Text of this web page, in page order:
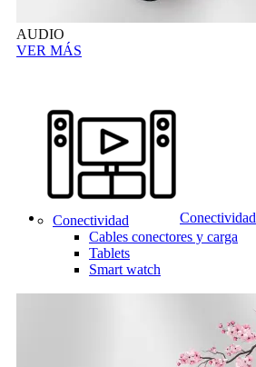
AUDIO
VER MÁS
Conectividad
Conectividad
Cables conectores y carga
Tablets
Smart watch